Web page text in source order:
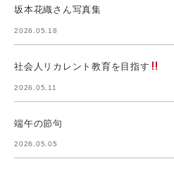
坂本花織さん写真集
2026.05.18
社会人リカレント教育を目指す
2026.05.11
端午の節句
2026.05.05